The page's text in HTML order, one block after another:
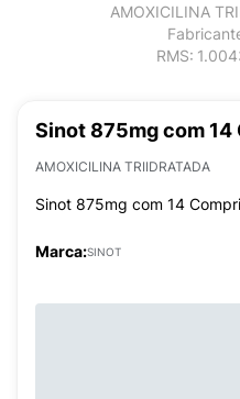
AMOXICILINA
RMS:
Sinot 875mg com 14
AMOXICILINA TRIIDRATADA
Sinot 875mg com 14
Marca:SINOT